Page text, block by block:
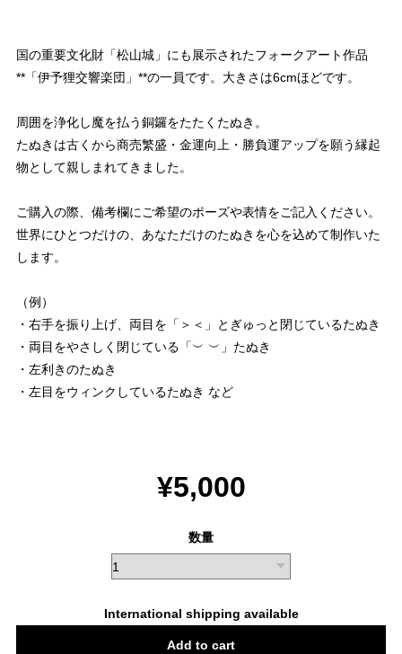
国の重要文化財「松山城」にも展示されたフォークアート作品
**「伊予狸交響楽団」**の一員です。大きさは6cmほどです。
周囲を浄化し魔を払う銅鑼をたたくたぬき。
たぬきは古くから商売繁盛・金運向上・勝負運アップを願う縁起
物として親しまれてきました。
ご購入の際、備考欄にご希望のポーズや表情をご記入ください。
世界にひとつだけの、あなただけのたぬきを心を込めて制作いた
します。
（例）
・右手を振り上げ、両目を「＞＜」とぎゅっと閉じているたぬき
・両目をやさしく閉じている「︶ ︶」たぬき
・左利きのたぬき
・左目をウィンクしているたぬき など
¥5,000
数量
International shipping available
Add to cart